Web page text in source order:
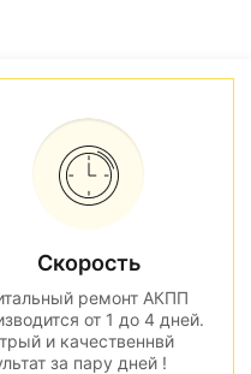
Скорость
ремонт АКПП
от 1 до 4 дней.
и качественнвй
за пару дней !